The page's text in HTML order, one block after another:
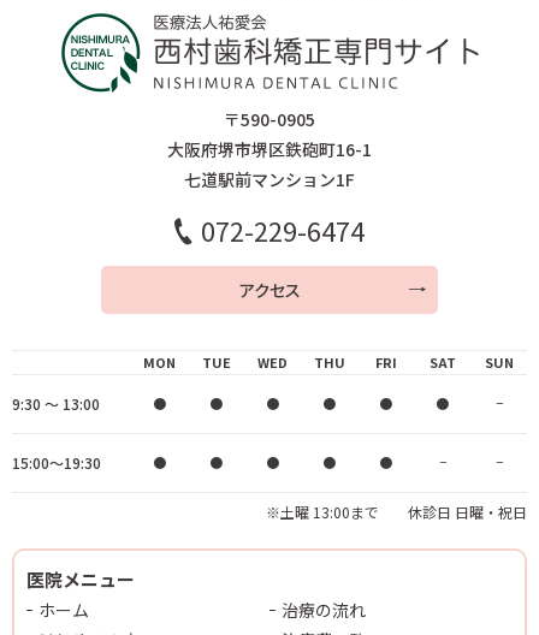
〒590-0905
大阪府堺市堺区鉄砲町16-1
七道駅前マンション1F
072-229-6474
アクセス
MON TUE WED THU FRI SAT SUN
※土曜 13:00まで 休診日 日曜・祝日
9:30 ～ 13:00 ● ● ● ● ● ● −
15:00～19:30 ● ● ● ● ● − −
医院メニュー
ホーム
治療の流れ